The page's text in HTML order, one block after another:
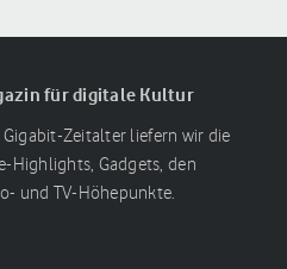
für digitale Kultur
Zeitalter liefern wir die
Highlights, Gadgets, den
und TV-Höhepunkte.